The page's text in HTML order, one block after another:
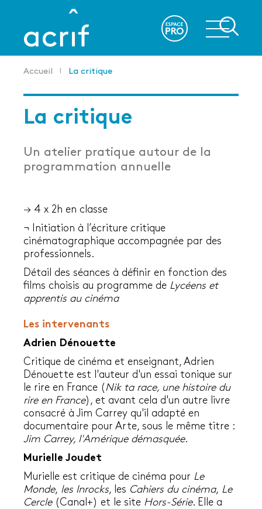
contenu
principal
d'Ariane
Accueil La critique
La critique
Un atelier pratique autour de la
programmation annuelle
→ 4 x 2h en classe
¬ Initiation à l’écriture critique
cinématographique accompagnée par des
professionnels.
Détail des séances à définir en fonction des
films choisis au programme de Lycéens et
apprentis au cinéma
Les intervenants
Adrien Dénouette
Critique de cinéma et enseignant, Adrien
Dénouette est l'auteur d'un essai tonique sur
le rire en France (Nik ta race, une histoire du
rire en France), et avant cela d'un autre livre
consacré à Jim Carrey qu'il adapté en
documentaire pour Arte, sous le même titre :
Jim Carrey, l'Amérique démasquée.
Murielle Joudet
Murielle est critique de cinéma pour Le
Monde, les Inrocks, les Cahiers du cinéma, Le
Cercle (Canal+) et le site Hors-Série. Elle a